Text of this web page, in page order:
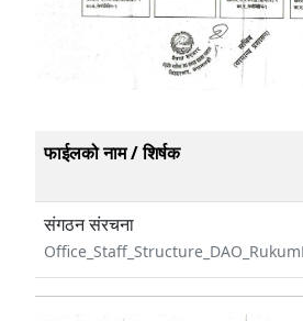
फाईलको नाम / शिर्षक
संगठन संरचना